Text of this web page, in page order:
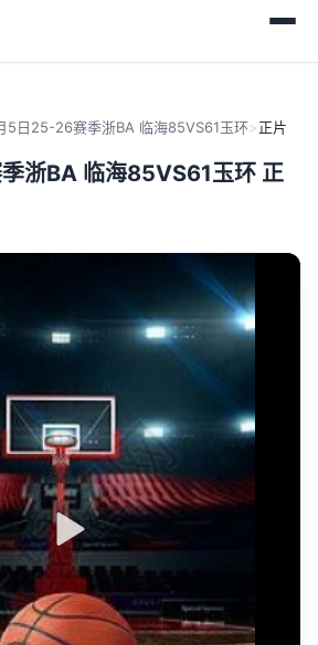
5日25-26赛季浙BA 临海85VS61玉环>正片
浙BA 临海85VS61玉环 正